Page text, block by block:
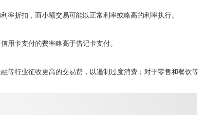
折扣，而小额交易可能以正常利率或略高的利率执行。
卡支付的费率略高于借记卡支付。
行业征收更高的交易费，以遏制过度消费；对于零售和餐饮等